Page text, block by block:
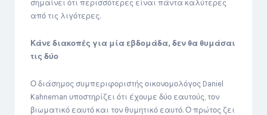
σημαίνει ότι περισσότερες είναι πάντα καλύτερες
από τις λιγότερες.
Κάνε διακοπές για μία εβδομάδα, δεν θα θυμάσαι
τις δύο
Ο διάσημος συμπεριφοριστής οικονομολόγος Daniel
Kahneman υποστηρίζει ότι έχουμε δύο εαυτούς, τον
βιωματικό εαυτό και τον θυμητικό εαυτό. Ο πρώτος ζει